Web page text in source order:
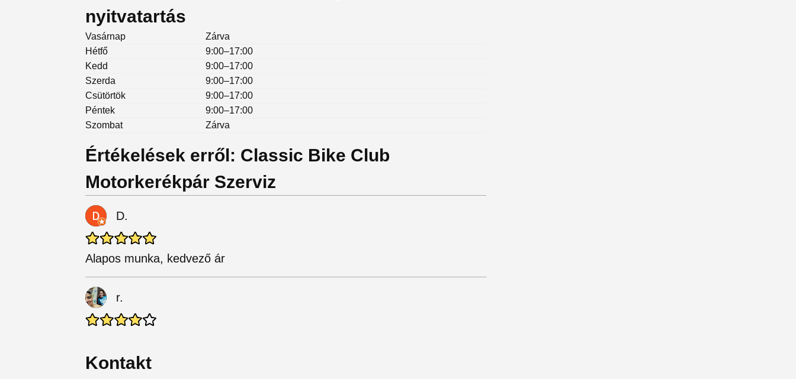
nyitvatartás
Vasárnap
Zárva
Hétfő
9:00–17:00
Kedd
9:00–17:00
Szerda
9:00–17:00
Csütörtök
9:00–17:00
Péntek
9:00–17:00
Szombat
Zárva
Értékelések erről: Classic Bike Club
Motorkerékpár Szerviz
D.
Alapos munka, kedvező ár
r.
Kontakt